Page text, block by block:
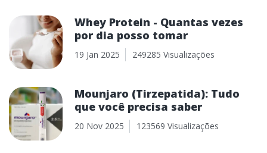
Whey Protein - Quantas vezes
por dia posso tomar
19 Jan 2025 249285 Visualizações
Mounjaro (Tirzepatida): Tudo
que você precisa saber
20 Nov 2025 123569 Visualizações